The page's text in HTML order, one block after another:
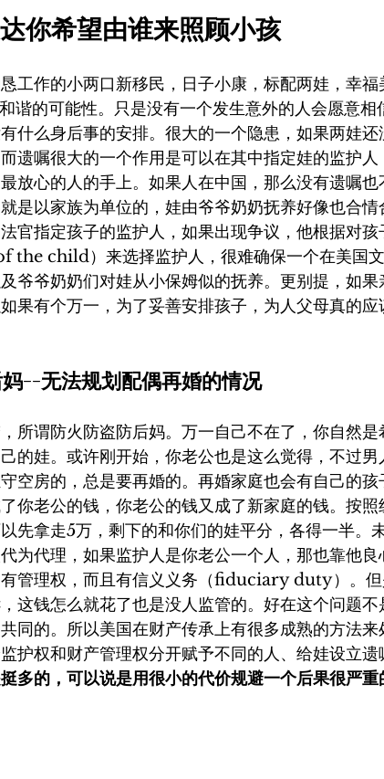
你希望由谁来照顾小孩
工作的小两口新移民，日子小康，标配两娃，幸福
谐的可能性。只是没有一个发生意外的人会愿意相
什么身后事的安排。很大的一个隐患，如果两娃还
遗嘱很大的一个作用是可以在其中指定娃的监护
放心的人的手上。如果人在中国，那么没有遗嘱也
是以家族为单位的，娃由爷爷奶奶抚养好像也合情
官指定孩子的监护人，如果出现争议，他根据对
the child）来选择监护人，很难确保一个在美国
爷爷奶奶们对娃从小保姆似的抚养。更别提，如果
果有个万一，为了妥善安排孩子，为人父母真的应
--无法规划配偶再婚的情况
所谓防火防盗防后妈。万一自己不在了，你自然是
的娃。或许刚开始，你老公也是这么觉得，不过男
空房的，总是要再婚的。再婚家庭也会有自己的孩
你老公的钱，你老公的钱又成了新家庭的钱。按照
先拿走5万，剩下的和你们的娃平分，各得一半。
为代理，如果监护人是你老公一个人，那也靠他
管理权，而且有信义义务（fiduciary duty）。但
这钱怎么就花了也是没人监管的。好在这个问题
同的。所以美国在财产传承上有很多成熟的方法来
护权和财产管理权分开赋予不同的人、给娃设立遗
多的，可以说是用很小的代价规避一个后果很严